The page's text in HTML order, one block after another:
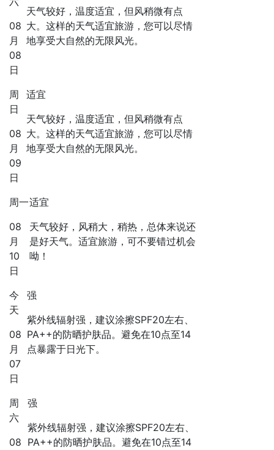
08
月
08
日
天气较好，温度适宜，但风稍微有点
大。这样的天气适宜旅游，您可以尽情
地享受大自然的无限风光。
周
日
08
月
09
日
适宜
天气较好，温度适宜，但风稍微有点
大。这样的天气适宜旅游，您可以尽情
地享受大自然的无限风光。
周一
08
月
10
日
适宜
天气较好，风稍大，稍热，总体来说还
是好天气。适宜旅游，可不要错过机会
呦！
今
天
08
月
07
日
强
紫外线辐射强，建议涂擦SPF20左右、
PA++的防晒护肤品。避免在10点至14
点暴露于日光下。
周
六
08
强
紫外线辐射强，建议涂擦SPF20左右、
PA++的防晒护肤品。避免在10点至14